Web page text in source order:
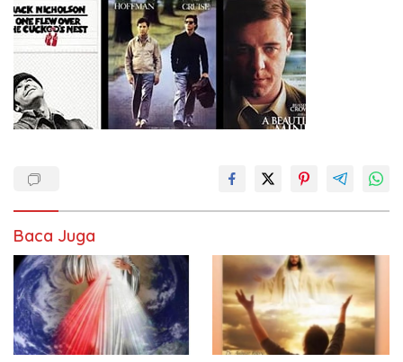
Baca Juga